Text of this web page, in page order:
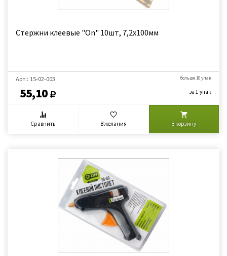
Стержни клеевые "On" 10шт, 7,2x100мм
Арт.: 15-02-003
55,10
больше 10 упак
за 1 упак
Сравнить В желания В корзину